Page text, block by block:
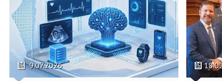
9.07.2026